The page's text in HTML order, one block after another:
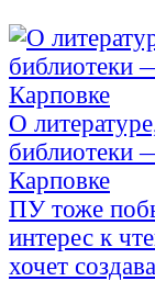
О
библиотеки
Карповке
ПУ тоже
интерес к
хочет